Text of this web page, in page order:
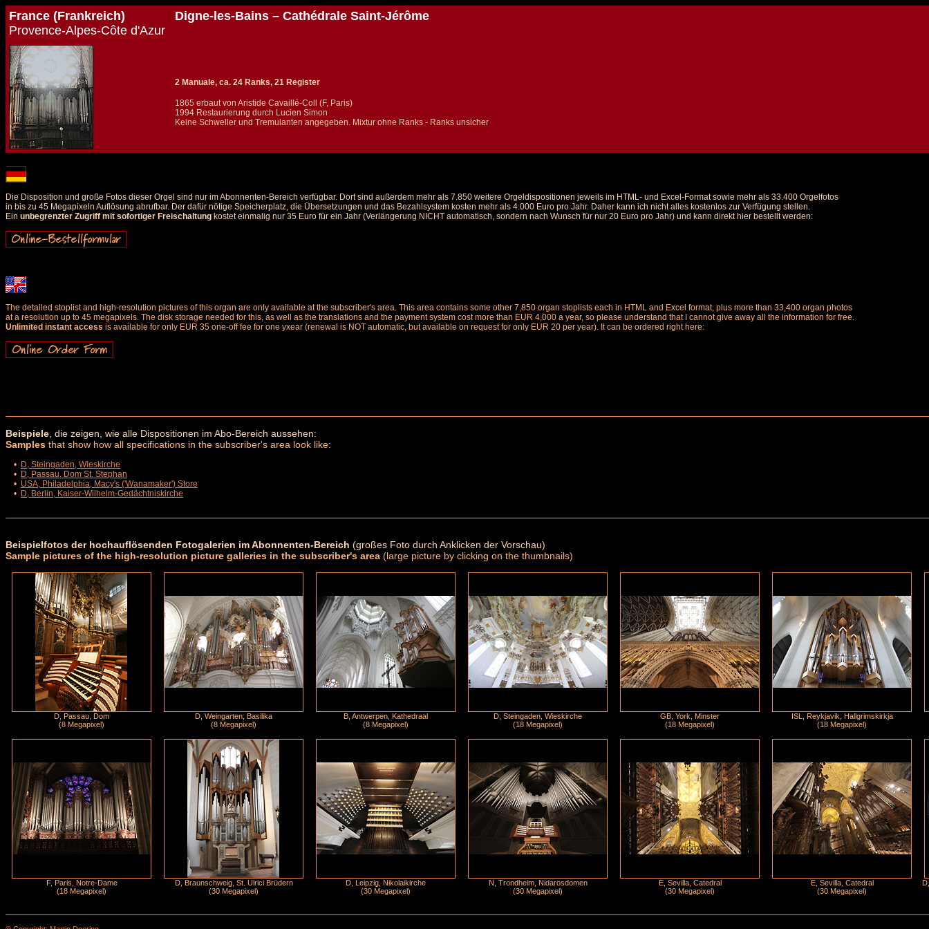
France (Frankreich)
Provence-Alpes-Côte d'Azur
Digne-les-Bains – Cathédrale Saint-Jérôme
2 Manuale, ca. 24 Ranks, 21 Register
1865 erbaut von Aristide Cavaillé-Coll (F, Paris)
1994 Restaurierung durch Lucien Simon
Keine Schweller und Tremulanten angegeben. Mixtur ohne Ranks - Ranks unsicher
Die Disposition und große Fotos dieser Orgel sind nur im Abonnenten-Bereich verfügbar. Dort sind außerdem mehr als 7.850 weitere Orgeldispositionen jeweils im HTML- und Excel-Format sowie mehr als 33.400 Orgelfotos
in bis zu 45 Megapixeln Auflösung abrufbar. Der dafür nötige Speicherplatz, die Übersetzungen und das Bezahlsystem kosten mehr als 4.000 Euro pro Jahr. Daher kann ich nicht alles kostenlos zur Verfügung stellen.
Ein unbegrenzter Zugriff mit sofortiger Freischaltung kostet einmalig nur 35 Euro für ein Jahr (Verlängerung NICHT automatisch, sondern nach Wunsch für nur 20 Euro pro Jahr) und kann direkt hier bestellt werden:
The detailed stoplist and high-resolution pictures of this organ are only available at the subscriber's area. This area contains some other 7,850 organ stoplists each in HTML and Excel format, plus more than 33,400 organ photos
at a resolution up to 45 megapixels. The disk storage needed for this, as well as the translations and the payment system cost more than EUR 4,000 a year, so please understand that I cannot give away all the information for free.
Unlimited instant access is available for only EUR 35 one-off fee for one yxear (renewal is NOT automatic, but available on request for only EUR 20 per year). It can be ordered right here:
Beispiele , die zeigen, wie alle Dispositionen im Abo-Bereich aussehen:
Samples that show how all specifications in the subscriber's area look like:
• D, Steingaden, Wieskirche
• D, Passau, Dom St. Stephan
• USA, Philadelphia, Macy's ('Wanamaker') Store
• D, Berlin, Kaiser-Wilhelm-Gedächtniskirche
Beispielfotos der hochauflösenden Fotogalerien im Abonnenten-Bereich (großes Foto durch Anklicken der Vorschau)
Sample pictures of the high-resolution picture galleries in the subscriber's area (large picture by clicking on the thumbnails)
D, Passau, Dom
(8 Megapixel)
D, Weingarten, Basilika
(8 Megapixel)
B, Antwerpen, Kathedraal
(8 Megapixel)
D, Steingaden, Wieskirche
(18 Megapixel)
GB, York, Minster
(18 Megapixel)
ISL, Reykjavik, Hallgrimskirkja
(18 Megapixel)
F, Paris, Notre-Dame
(18 Megapixel)
D, Braunschweig, St. Ulrici Brüdern
(30 Megapixel)
D, Leipzig, Nikolaikirche
(30 Megapixel)
N, Trondheim, Nidarosdomen
(30 Megapixel)
E, Sevilla, Catedral
(30 Megapixel)
E, Sevilla, Catedral
(30 Megapixel)